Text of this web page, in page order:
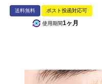
送料無料 ポスト投函対応可
使用期間1ヶ月